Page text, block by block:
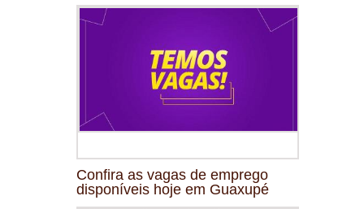
Confira as vagas de emprego
disponíveis hoje em Guaxupé